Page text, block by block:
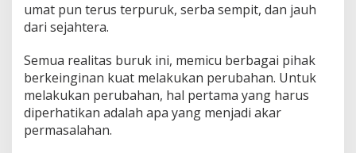
umat pun terus terpuruk, serba sempit, dan jauh
dari sejahtera.
Semua realitas buruk ini, memicu berbagai pihak
berkeinginan kuat melakukan perubahan. Untuk
melakukan perubahan, hal pertama yang harus
diperhatikan adalah apa yang menjadi akar
permasalahan.